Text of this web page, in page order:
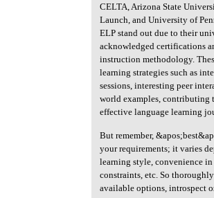
CELTA, Arizona State
Launch, and University of
ELP stand out due to their
acknowledged certifications
instruction methodology.
learning strategies such as
sessions, interesting peer
world examples, contributing
effective language learning
But remember,
your requirements; it varies
learning style, convenience
constraints, etc. So
available options, introspect